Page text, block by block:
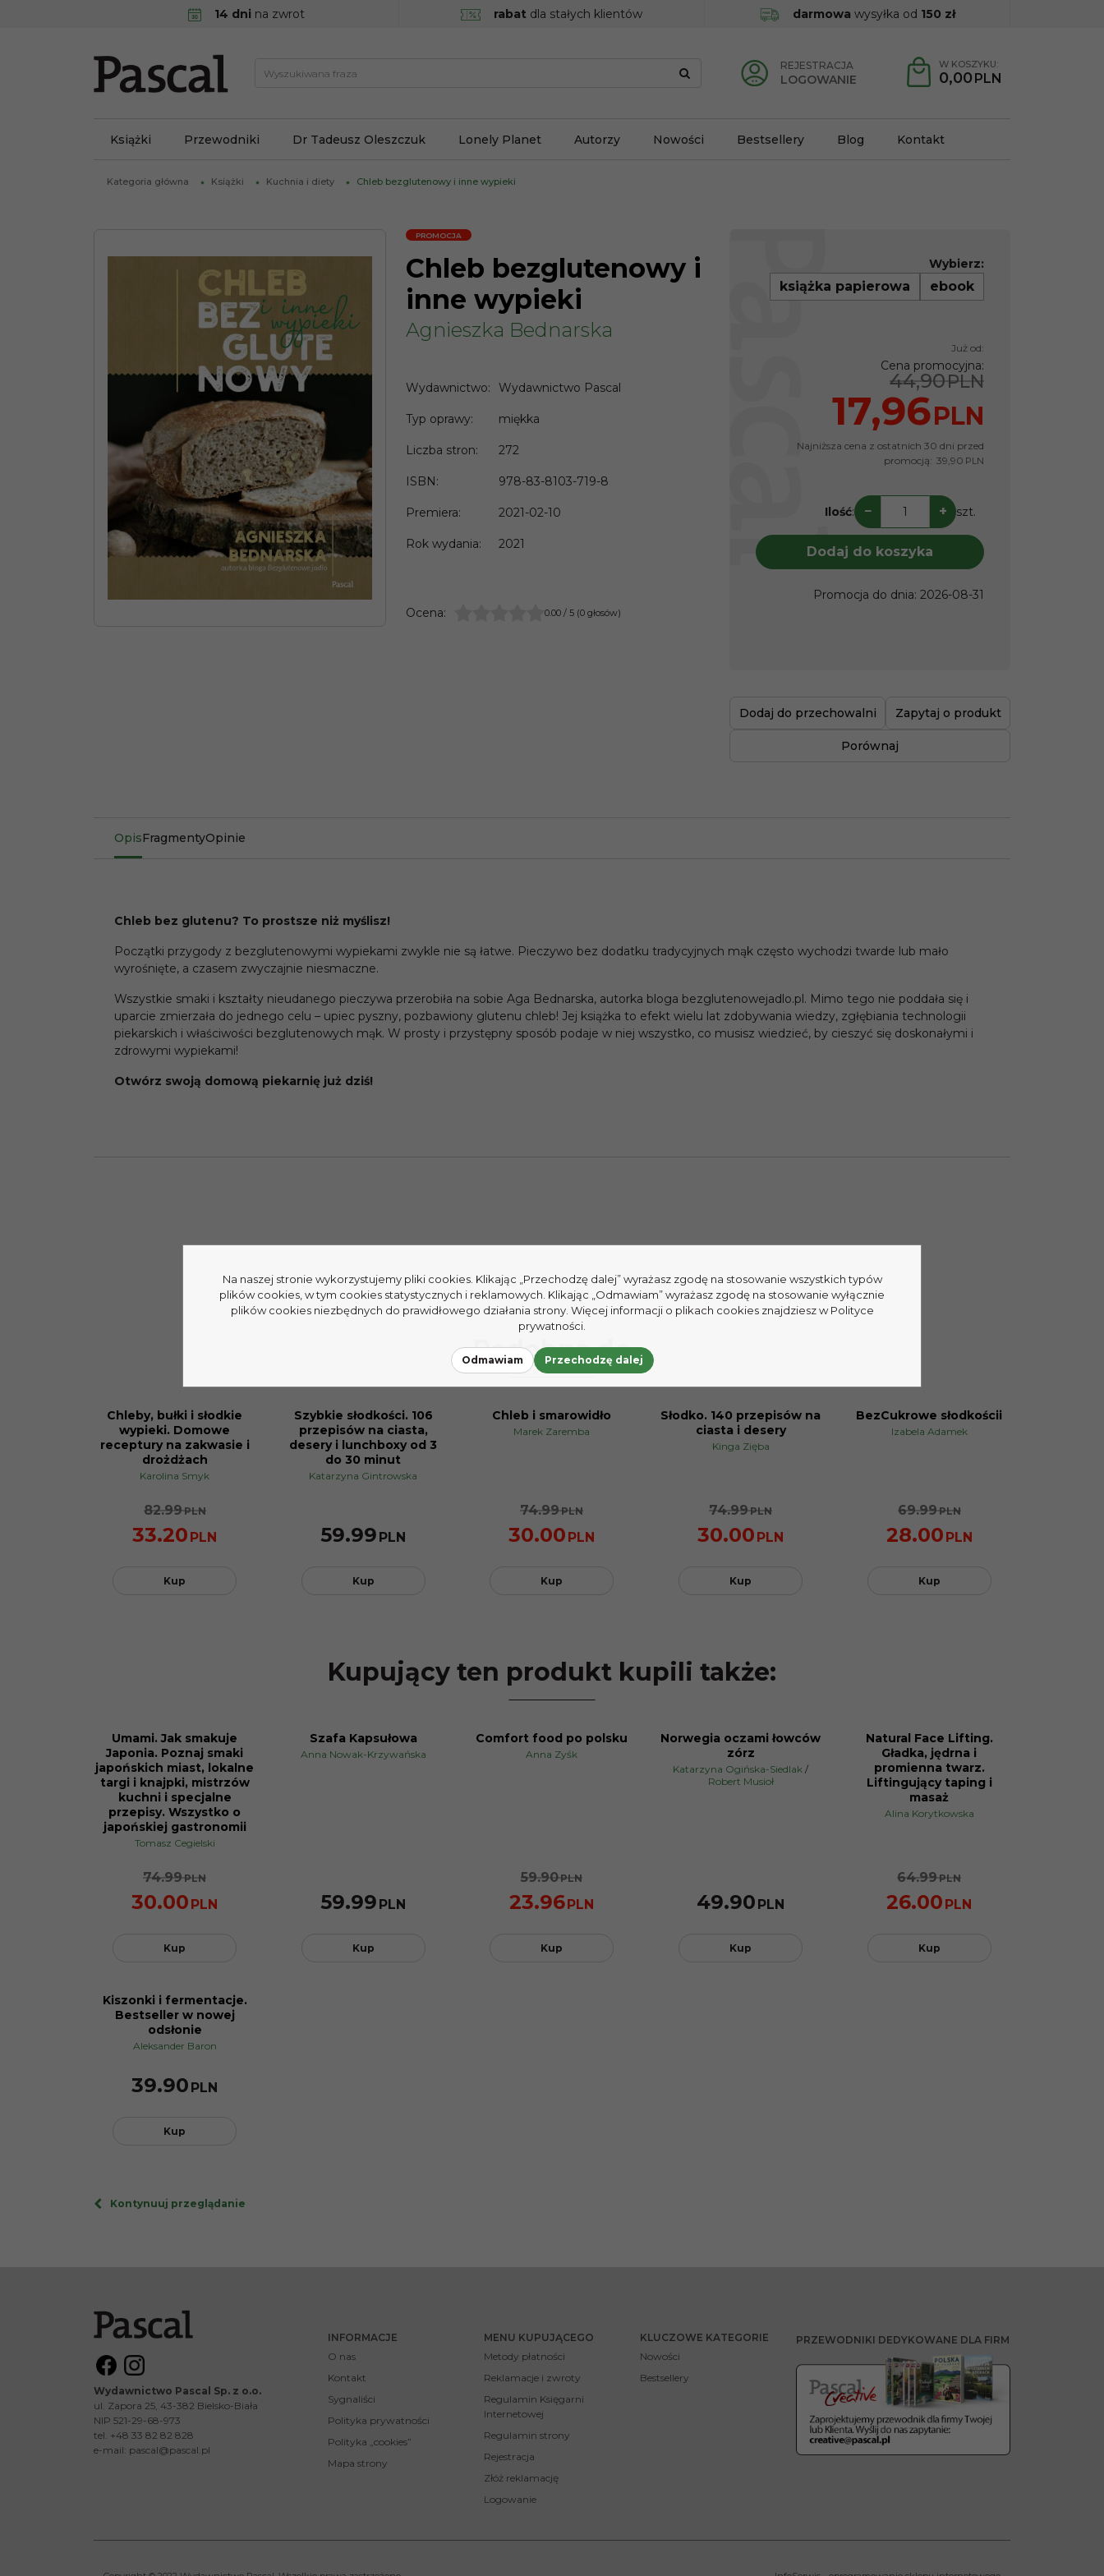
14 dni na zwrot rabat dla stałych klientów darmowa wysyłka od 150 zł
REJESTRACJA
LOGOWANIE
W KOSZYKU:
0,00 PLN
Książki Przewodniki Dr Tadeusz Oleszczuk Lonely Planet Autorzy Nowości Bestsellery Blog Kontakt
Kategoria główna Książki Kuchnia i diety Chleb bezglutenowy i inne wypieki
PROMOCJA
Chleb bezglutenowy i
inne wypieki
Agnieszka Bednarska
Wydawnictwo: Wydawnictwo Pascal
Typ oprawy: miękka
Liczba stron: 272
ISBN: 978-83-8103-719-8
Premiera: 2021-02-10
Rok wydania: 2021
Ocena: 0.00 / 5 (0 głosów)
Wybierz:
książka papierowa ebook
Już od:
Cena promocyjna:
44,90PLN
17,96PLN
Najniższa cena z ostatnich 30 dni przed
promocją: 39,90 PLN
Ilość: − + szt.
Dodaj do koszyka
Promocja do dnia: 2026-08-31
Dodaj do przechowalni Zapytaj o produkt
Porównaj
OpisFragmentyOpinie
Chleb bez glutenu? To prostsze niż myślisz!
Początki przygody z bezglutenowymi wypiekami zwykle nie są łatwe. Pieczywo bez dodatku tradycyjnych mąk często wychodzi twarde lub mało
wyrośnięte, a czasem zwyczajnie niesmaczne.
Wszystkie smaki i kształty nieudanego pieczywa przerobiła na sobie Aga Bednarska, autorka bloga bezglutenowejadlo.pl. Mimo tego nie poddała się i
uparcie zmierzała do jednego celu – upiec pyszny, pozbawiony glutenu chleb! Jej książka to efekt wielu lat zdobywania wiedzy, zgłębiania technologii
piekarskich i właściwości bezglutenowych mąk. W prosty i przystępny sposób podaje w niej wszystko, co musisz wiedzieć, by cieszyć się doskonałymi i
zdrowymi wypiekami!
Otwórz swoją domową piekarnię już dziś!
Podobne do
PROMOCJA
Chleby, bułki i słodkie
wypieki. Domowe
receptury na zakwasie i
drożdżach
Karolina Smyk
82.99PLN
33.20 PLN
Kup
Szybkie słodkości. 106
przepisów na ciasta,
desery i lunchboxy od 3
do 30 minut
Katarzyna Gintrowska
59.99 PLN
Kup
Chleb i smarowidło
Marek Zaremba
74.99PLN
30.00 PLN
Kup
PROMOCJA
Słodko. 140 przepisów na
ciasta i desery
Kinga Zięba
74.99PLN
30.00 PLN
Kup
BezCukrowe słodkościi
Izabela Adamek
69.99PLN
28.00 PLN
Kup
Kupujący ten produkt kupili także:
PROMOCJA
Umami. Jak smakuje
Japonia. Poznaj smaki
japońskich miast, lokalne
targi i knajpki, mistrzów
kuchni i specjalne
przepisy. Wszystko o
japońskiej gastronomii
Tomasz Cegielski
74.99PLN
30.00 PLN
Kup
Szafa Kapsułowa
Anna Nowak-Krzywańska
59.99 PLN
Kup
Comfort food po polsku
Anna Zyśk
59.90PLN
23.96PLN
Kup
Norwegia oczami łowców
zórz
Katarzyna Ogińska-Siedlak /
Robert Musioł
49.90 PLN
Kup
PROMOCJA
Natural Face Lifting.
Gładka, jędrna i
promienna twarz.
Liftingujący taping i
masaż
Alina Korytkowska
64.99PLN
26.00 PLN
Kup
Kiszonki i fermentacje.
Bestseller w nowej
odsłonie
Aleksander Baron
39.90 PLN
Kup
Kontynuuj przeglądanie
Wydawnictwo Pascal Sp. z o.o.
ul. Zapora 25, 43-382 Bielsko-Biała
NIP 521-29-68-973
tel. +48 33 82 82 828
e-mail: pascal@pascal.pl
INFORMACJE
O nas
Kontakt
Sygnaliści
Polityka prywatności
Polityka „cookies”
Mapa strony
MENU KUPUJĄCEGO
Metody płatności
Reklamacje i zwroty
Regulamin Księgarni
Internetowej
Regulamin strony
Rejestracja
Złóż reklamację
Logowanie
KLUCZOWE KATEGORIE
Nowości
Bestsellery
PRZEWODNIKI DEDYKOWANE DLA FIRM
Na naszej stronie wykorzystujemy pliki cookies. Klikając „Przechodzę dalej” wyrażasz zgodę na stosowanie wszystkich typów
plików cookies, w tym cookies statystycznych i reklamowych. Klikając „Odmawiam” wyrażasz zgodę na stosowanie wyłącznie
plików cookies niezbędnych do prawidłowego działania strony. Więcej informacji o plikach cookies znajdziesz w Polityce
prywatności.
Odmawiam Przechodzę dalej